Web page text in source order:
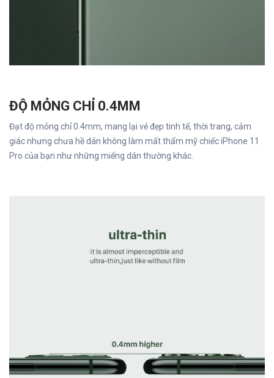
ĐỘ MỎNG CHỈ 0.4MM
Đạt độ mỏng chỉ 0.4mm, mang lại vẻ đẹp tinh tế, thời trang, cảm
giác nhưng chưa hề dán không làm mất thẩm mỹ chiếc iPhone 11
Pro của bạn như những miếng dán thường khác.